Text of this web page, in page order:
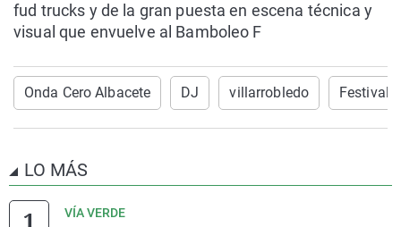
fud trucks y de la gran puesta en escena técnica y
visual que envuelve al Bamboleo F
Onda Cero Albacete DJ villarrobledo Festival
LO MÁS
VÍA VERDE